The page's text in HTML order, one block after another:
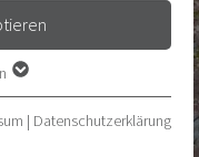
der Webseite
einwandfrei
| Datenschutzerklärung